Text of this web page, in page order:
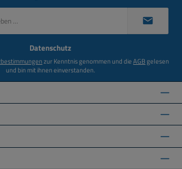
Datenschutz
zur Kenntnis genommen und dieAGBgelesen
und bin mit ihnen einverstanden.